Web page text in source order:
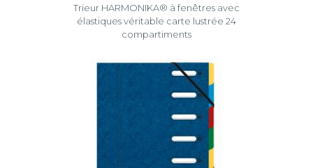
Trieur HARMONIKA® à fenêtres avec
élastiques véritable carte lustrée 24
compartiments